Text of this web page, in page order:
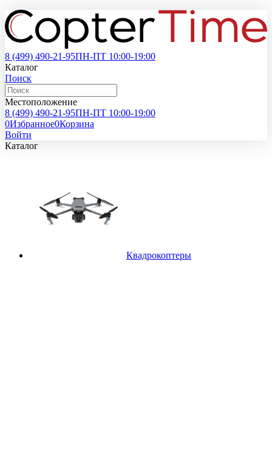
8 (499) 490-21-95ПН-ПТ 10:00-19:00
Каталог
Поиск
Местоположение
8 (499) 490-21-95ПН-ПТ 10:00-19:00
0Избранное0Корзина
Войти
Каталог
Квадрокоптеры